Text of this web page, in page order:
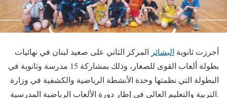
أحرزت ثانوية البشائر المركز الثاني على صعيد لبنان في نهائيات
بطولة ألعاب القوى للصغار، وذلك بمشاركة 15 مدرسة وثانوية في
البطولة التي نظمتها وحدة الأنشطة الرياضية والكشفية في وزارة
التربية والتعليم العالي في إطار دورة الألعاب الرياضية المدرسية.